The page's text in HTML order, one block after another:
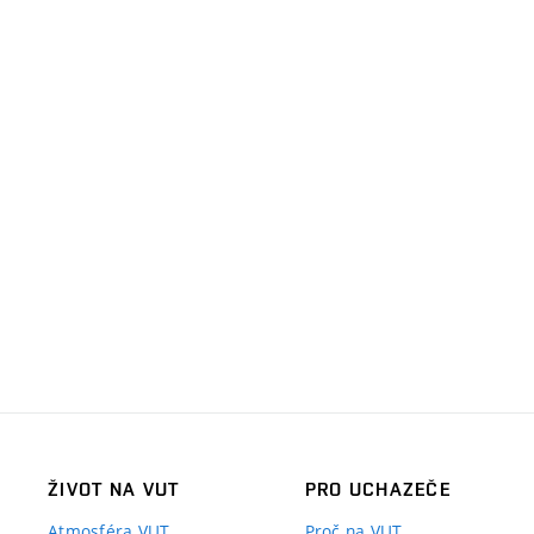
ŽIVOT NA VUT
PRO UCHAZEČE